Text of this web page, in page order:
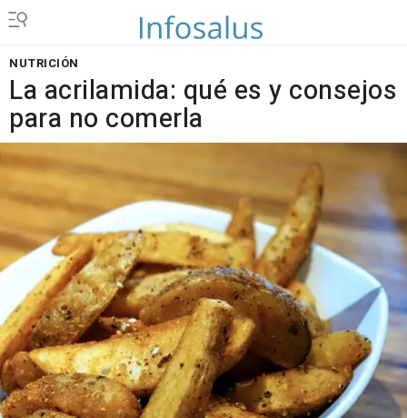
NUTRICIÓN
La acrilamida: qué es y consejos
para no comerla